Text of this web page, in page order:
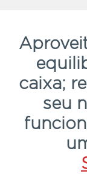
caixa;
seu